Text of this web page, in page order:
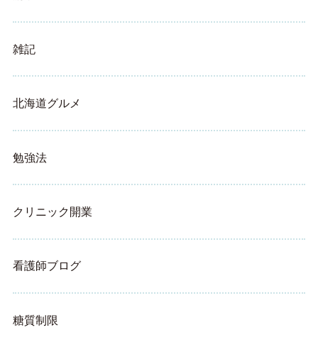
雑記
北海道グルメ
勉強法
クリニック開業
看護師ブログ
糖質制限